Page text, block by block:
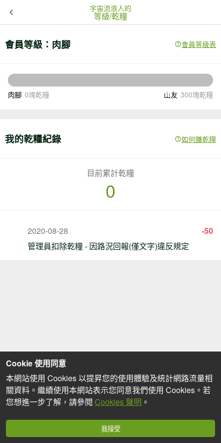
宇宙流浪人的
等級/乾糧
會員等級： 肉腳 會員等級表
塊乾糧升級
肉腳 0塊乾糧 山友 300塊乾糧
我的乾糧紀錄 如何賺乾糧
目前累計乾糧
0
2020-08-28
-50
管理員扣除乾糧 - 因路況回報(僅文字)違反規定
Cookie 使用同意
本網站使用 Cookies 以提昇您的使用體驗及統計網路流量相
關資料。繼續使用本網站表示您同意我們使用 Cookies。若
您想進一步了解，請參閱 Cookies 聲明 。
我接受